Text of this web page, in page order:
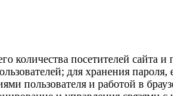
количества посетителей сайта и
для хранения пароля,
пользователя и работой в